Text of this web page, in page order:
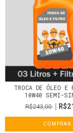
TROCA DE ÓLEO
10W40 SEMI-
R$243,00
COMPRAR